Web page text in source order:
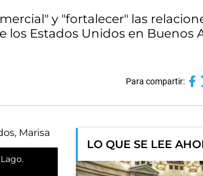
y "fortalecer" las
Estados Unidos en Buenos
Para compartir:
LO QUE SE LEE